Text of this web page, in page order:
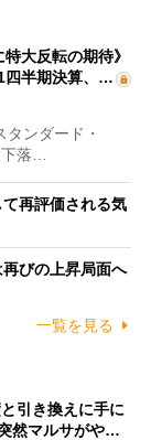
大反転の期待》
四半期決算、…
ンダード・
落…
再評価される気
びの上昇局面へ
一覧を見る
引き換えに手に
然マルサがや…